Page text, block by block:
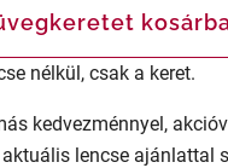
nélkül, csak a keret.
kedvezménnyel,
lencse ajánlattal